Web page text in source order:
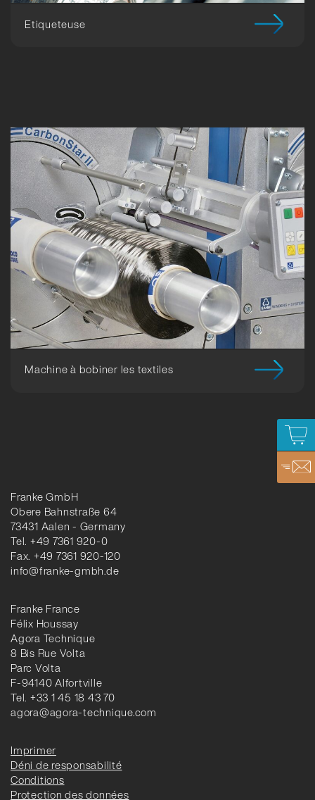
Etiqueteuse
Machine à bobiner les textiles
Franke GmbH
Obere Bahnstraße 64
73431 Aalen - Germany
Tel. +49 7361 920-0
Fax. +49 7361 920-120
info@franke-gmbh.de
Franke France
Félix Houssay
Agora Technique
8 Bis Rue Volta
Parc Volta
F-94140 Alfortville
Tel. +33 1 45 18 43 70
agora@agora-technique.com
Imprimer
Déni de responsabilité
Conditions
Protection des données